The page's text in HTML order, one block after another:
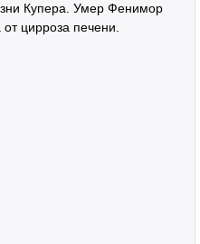
Купера. Умер Фенимор
от цирроза печени.